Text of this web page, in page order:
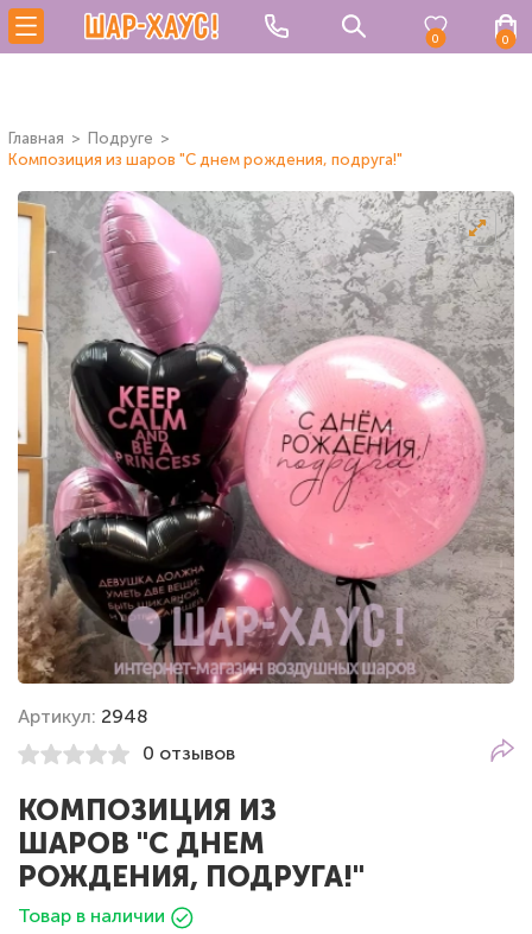
0 0
Главная
Подруге
Композиция из шаров "С днем рождения, подруга!"
Артикул: 2948
0 отзывов
КОМПОЗИЦИЯ ИЗ
ШАРОВ "С ДНЕМ
РОЖДЕНИЯ, ПОДРУГА!"
Товар в наличии